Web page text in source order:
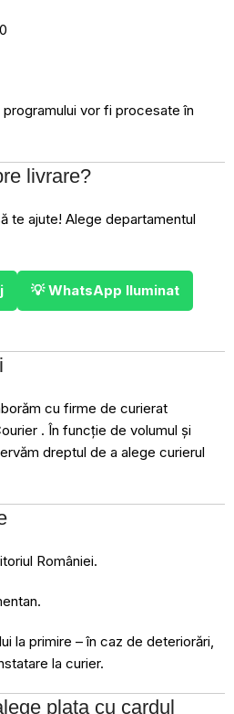
vor fi procesate în
livrare?
te ajute! Alege departamentul
💡 WhatsApp Iluminat
cu firme de curierat
. În funcție de volumul și
dreptul de a alege curierul
României.
la primire – în caz de deteriorări,
la curier.
plata cu cardul